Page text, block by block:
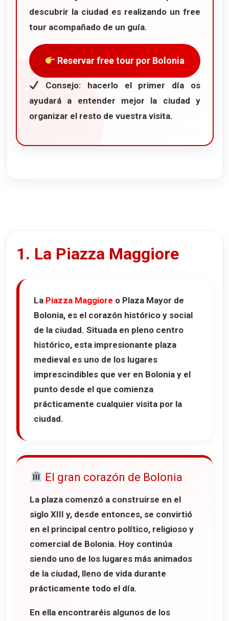
descubrir la ciudad es realizando un free
tour acompañado de un guía.
Reservar free tour por Bolonia
Consejo: hacerlo el primer día os
ayudará a entender mejor la ciudad y
organizar el resto de vuestra visita.
1. La Piazza Maggiore
La Piazza Maggiore o Plaza Mayor de
Bolonia, es el corazón histórico y social
de la ciudad. Situada en pleno centro
histórico, esta impresionante plaza
medieval es uno de los lugares
imprescindibles que ver en Bolonia y el
punto desde el que comienza
prácticamente cualquier visita por la
ciudad.
El gran corazón de Bolonia
La plaza comenzó a construirse en el
siglo XIII y, desde entonces, se convirtió
en el principal centro político, religioso y
comercial de Bolonia. Hoy continúa
siendo uno de los lugares más animados
de la ciudad, lleno de vida durante
prácticamente todo el día.
En ella encontraréis algunos de los